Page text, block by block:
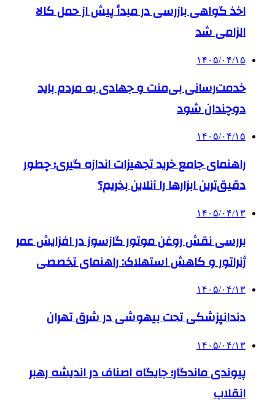
اخذ گواهی بازرسی در مبدأ پیش از حمل کالا
الزامی شد
۱۴۰۵/۰۴/۱۵
خدمت‌رسانی بی‌منت و جهادی به مردم باید
دوچندان شود
۱۴۰۵/۰۴/۱۵
راهنمای جامع خرید تجهیزات اندازه گیری؛ چطور
دقیق‌ترین ابزارها را آنلاین بخریم؟
۱۴۰۵/۰۴/۱۳
بررسی نقش روغن موتور گازسوز در افزایش عمر
ژنراتور و کاهش استهلاک: راهنمای تخصصی
۱۴۰۵/۰۴/۱۳
دندانپزشکی تحت بیهوشی در شرق تهران
۱۴۰۵/۰۴/۱۳
پیوندی ماندگار؛ جایگاه اصناف در اندیشه رهبر
انقلاب